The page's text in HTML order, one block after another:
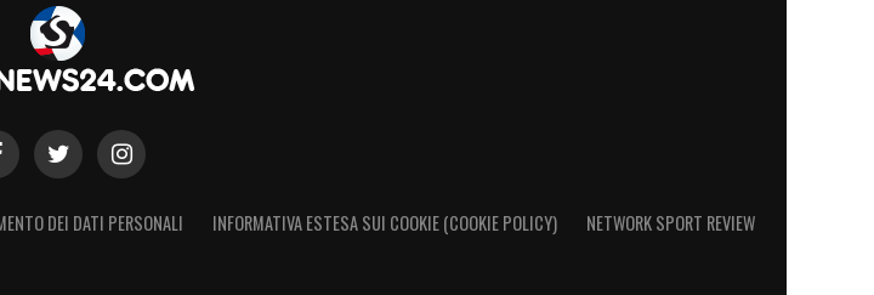
DEI DATI PERSONALI INFORMATIVA ESTESA SUI COOKIE (COOKIE POLICY) NETWORK SPORT REVIEW